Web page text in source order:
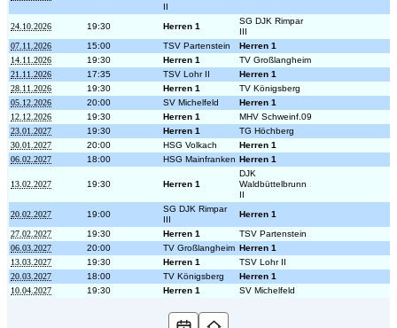
II
24.10.2026 19:30 Herren 1
SG DJK Rimpar
III
07.11.2026
15:00 TSV Partenstein
Herren 1
14.11.2026
19:30 Herren 1
TV Großlangheim
21.11.2026
17:35 TSV Lohr II
Herren 1
28.11.2026
19:30 Herren 1
TV Königsberg
05.12.2026
20:00 SV Michelfeld
Herren 1
12.12.2026
19:30 Herren 1
MHV Schweinf.09
23.01.2027
19:30 Herren 1
TG Höchberg
30.01.2027
20:00 HSG Volkach
Herren 1
06.02.2027
18:00 HSG Mainfranken Herren 1
13.02.2027 19:30 Herren 1
DJK
Waldbüttelbrunn
II
20.02.2027
19:00
SG DJK Rimpar
III
Herren 1
27.02.2027
19:30 Herren 1
TSV Partenstein
06.03.2027
20:00 TV Großlangheim Herren 1
13.03.2027
19:30 Herren 1
TSV Lohr II
20.03.2027
18:00 TV Königsberg
Herren 1
10.04.2027
19:30 Herren 1 SV Michelfeld